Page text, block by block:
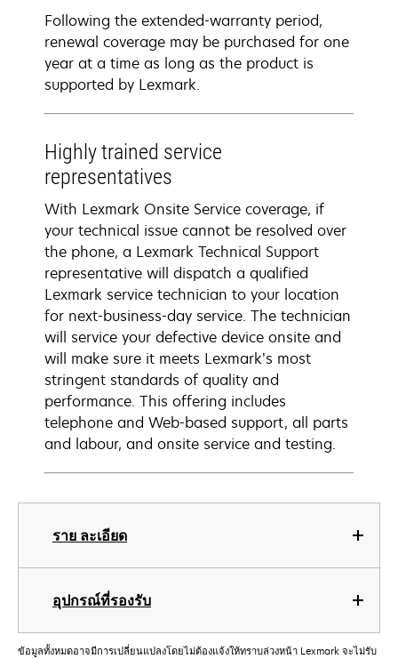
ราย ละเอียด
อุปกรณ์ที่รองรับ
Following the extended-warranty period,
renewal coverage may be purchased for one
year at a time as long as the product is
supported by Lexmark.
Highly trained service
representatives
With Lexmark Onsite Service coverage, if
your technical issue cannot be resolved over
the phone, a Lexmark Technical Support
representative will dispatch a qualified
Lexmark service technician to your location
for next-business-day service. The technician
will service your defective device onsite and
will make sure it meets Lexmark’s most
stringent standards of quality and
performance. This offering includes
telephone and Web-based support, all parts
and labour, and onsite service and testing.
ข้อมูลทั้งหมดอาจมีการเปลี่ยนแปลงโดยไม่ต้องแจ้งให้ทราบล่วงหน้า Lexmark จะไม่รับ